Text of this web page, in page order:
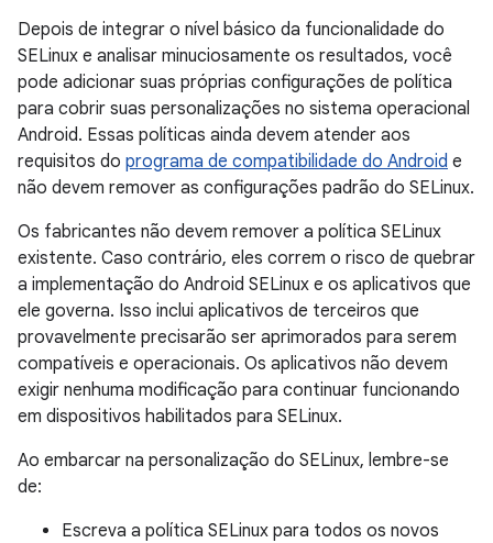
Depois de integrar o nível básico da funcionalidade do
SELinux e analisar minuciosamente os resultados, você
pode adicionar suas próprias configurações de política
para cobrir suas personalizações no sistema operacional
Android. Essas políticas ainda devem atender aos
requisitos do programa de compatibilidade do Android e
não devem remover as configurações padrão do SELinux.
Os fabricantes não devem remover a política SELinux
existente. Caso contrário, eles correm o risco de quebrar
a implementação do Android SELinux e os aplicativos que
ele governa. Isso inclui aplicativos de terceiros que
provavelmente precisarão ser aprimorados para serem
compatíveis e operacionais. Os aplicativos não devem
exigir nenhuma modificação para continuar funcionando
em dispositivos habilitados para SELinux.
Ao embarcar na personalização do SELinux, lembre-se
de:
Escreva a política SELinux para todos os novos